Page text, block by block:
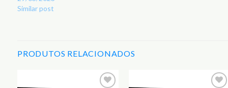
Similar post
PRODUTOS RELACIONADOS